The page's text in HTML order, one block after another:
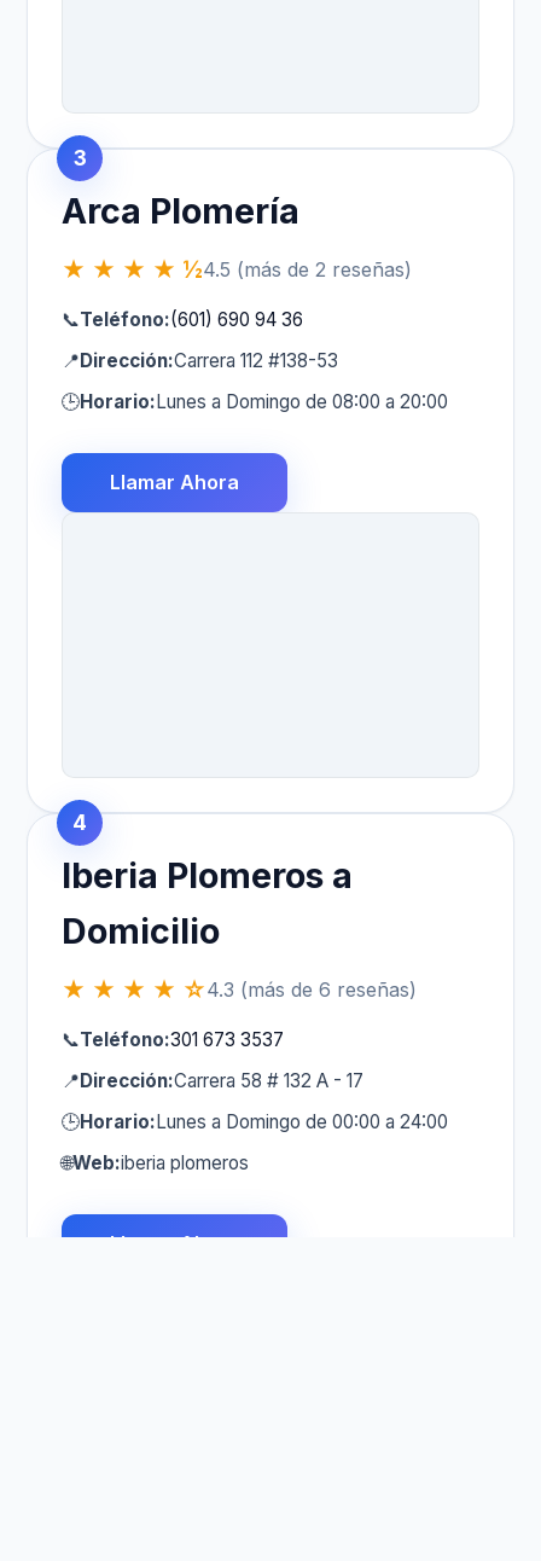
3
Arca Plomería
★ ★ ★ ★ ½4.5 (más de 2 reseñas)
📞Teléfono:(601) 690 94 36
📍 Dirección:Carrera 112 #138-53
🕒Horario: Lunes a Domingo de 08:00 a 20:00
Llamar Ahora
4
Iberia Plomeros a
Domicilio
★ ★ ★ ★ ☆4.3 (más de 6 reseñas)
📞Teléfono:301 673 3537
📍 Dirección:Carrera 58 # 132 A - 17
🕒Horario: Lunes a Domingo de 00:00 a 24:00
🌐Web:iberia plomeros
Llamar Ahora